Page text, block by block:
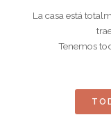
La casa está
Tenemos